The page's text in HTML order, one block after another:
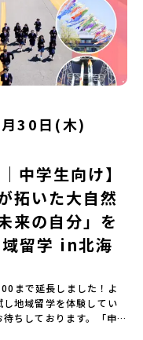
史ある名所巡り -有田
けアクティビティ」 -職
」体験ワークショップ
！BBQ」 -BBQづく
交流・対話＜２日目＞
ップ」 -ゲスト講師によ
の状況や参加人数によ
。参加概要【開催場
程】7月4日（土）〜7
（金） 18:30～20:00に
する予定です。必ず参
4日(土) 12：00 JR有田
配ください。【解散場
対象】中学2年生、中
郡有田町）※地域みらい
ス）です。※1室1名で
※旅行代金に含まれる費
宿泊費（1泊分）・プロ
の食事代*以下の費用は
往復交通費・お土産代
募集人数】最大5名（お
者決定】お申し込み多
「おためし地域留学体
域の枠を超えて学校生活
プログラムです。はじ
がしっかりとサポート
平取町（びらとりちょ
とりちょう）。壮大な自
て広く知られていま
語「ピラ・ウトゥル」
ました。見上げるほど
）」の景色は絶景！日
、和牛がのんびりと過
ある、ヤマメやニジマ
では見ることのできな
ます。さらに、源義経
ている地域で、義経を
と日本の歴史を交差す
育まれた「アイヌ文
とした北部周辺で、先
育まれてきた文化で
」や、自然界のあらゆ
祭りや家庭での行事な
る刺繍（ししゅう）、
30日(木)
中学生向け】
拓いた大自然
来の自分」を
留学 in北海
まで延長しました！よ
地域留学を体験してい
ちしております。「申
う方も、この機会にぜ